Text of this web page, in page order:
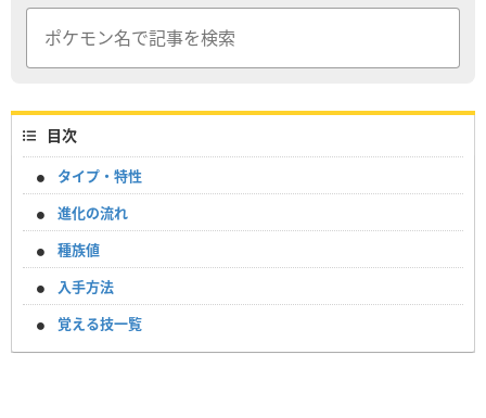
目次
タイプ・特性
進化の流れ
種族値
入手方法
覚える技一覧